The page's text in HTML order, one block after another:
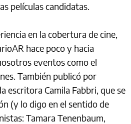
películas candidatas.
en la cobertura de cine,
hace poco y hacia
eventos como el
También publicó por
escritora Camila Fabbri, que se
(y lo digo en el sentido de
Tamara Tenenbaum,